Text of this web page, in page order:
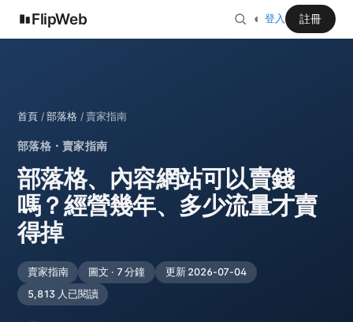
FlipWeb ◐ 登入 註冊
首頁/部落格/ 賣家指南
部落格・賣家指南
部落格、內容網站可以賣錢
嗎？經營幾年、多少流量才賣
得掉
賣家指南 圖文 · 7 分鐘
更新 2026-07-04
5,813 人已閱讀